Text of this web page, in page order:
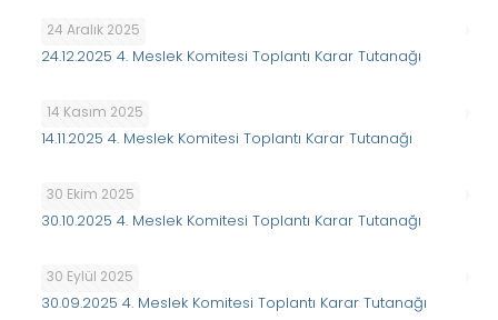
24 Aralık 2025
24.12.2025 4. Meslek Komitesi Toplantı Karar Tutanağı
14 Kasım 2025
14.11.2025 4. Meslek Komitesi Toplantı Karar Tutanağı
30 Ekim 2025
30.10.2025 4. Meslek Komitesi Toplantı Karar Tutanağı
30 Eylül 2025
30.09.2025 4. Meslek Komitesi Toplantı Karar Tutanağı